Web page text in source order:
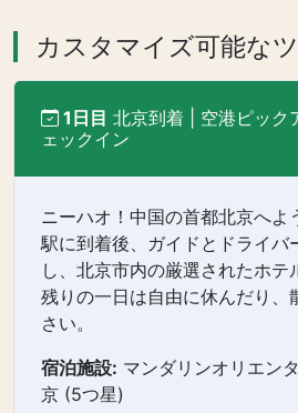
カスタマイズ可能な
1日目
ェックイン
ニーハオ！中国の首都北京へ
駅に到着後、ガイドとドライバ
し、北京市内の厳選されたホテ
残りの一日は自由に休んだり、
さい。
宿泊施設: マンダリンオリエン
京 (5つ星)